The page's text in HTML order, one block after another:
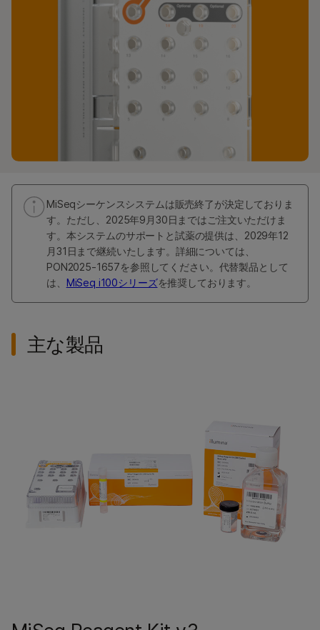
MiSeqシーケンスシステムは販売終了が決定しておりま
す。ただし、2025年9月30日まではご注文いただけま
す。本システムのサポートと試薬の提供は、2029年12
月31日まで継続いたします。詳細については、
PON2025-1657を参照してください。代替製品として
は、 MiSeq i100シリーズを推奨しております。
主な製品